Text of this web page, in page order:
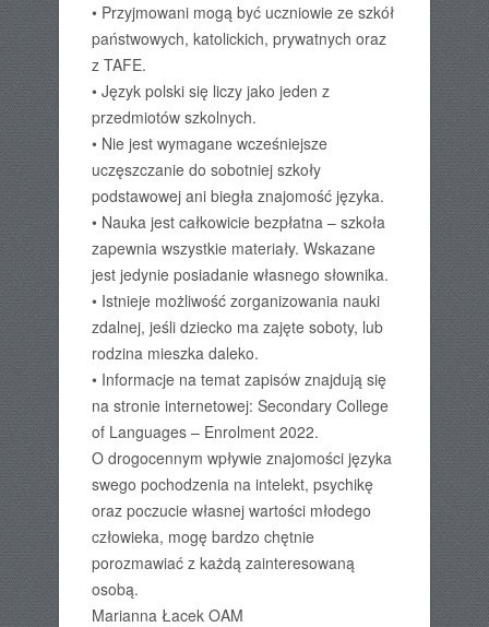
• Przyjmowani mogą być uczniowie ze szkół
państwowych, katolickich, prywatnych oraz
z TAFE.
• Język polski się liczy jako jeden z
przedmiotów szkolnych.
• Nie jest wymagane wcześniejsze
uczęszczanie do sobotniej szkoły
podstawowej ani biegła znajomość języka.
• Nauka jest całkowicie bezpłatna – szkoła
zapewnia wszystkie materiały. Wskazane
jest jedynie posiadanie własnego słownika.
• Istnieje możliwość zorganizowania nauki
zdalnej, jeśli dziecko ma zajęte soboty, lub
rodzina mieszka daleko.
• Informacje na temat zapisów znajdują się
na stronie internetowej: Secondary College
of Languages – Enrolment 2022.
O drogocennym wpływie znajomości języka
swego pochodzenia na intelekt, psychikę
oraz poczucie własnej wartości młodego
człowieka, mogę bardzo chętnie
porozmawiać z każdą zainteresowaną
osobą.
Marianna Łacek OAM